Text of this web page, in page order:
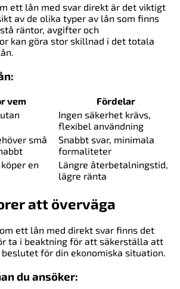
ett lån med svar direkt är det viktigt
av de olika typer av lån som finns
räntor, avgifter och
kan göra stor skillnad i det totala
vem
Fördelar
Ingen säkerhet krävs,
flexibel användning
små
Snabbt svar, minimala
formaliteter
en
Längre återbetalningstid,
lägre ränta
att överväga
ett lån med direkt svar finns det
ta i beaktning för att säkerställa att
för din ekonomiska situation.
du ansöker: